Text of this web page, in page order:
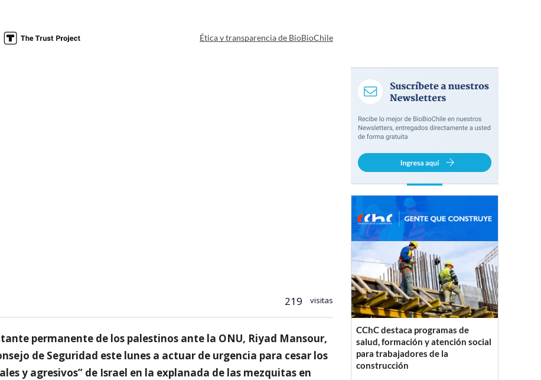
Ética y transparencia de BioBioChile
219 visitas
permanente de los palestinos ante la ONU, Riyad Mansour,
de Seguridad este lunes a actuar de urgencia para cesar los
y agresivos” de Israel en la explanada de las mezquitas en
CChC destaca programas de
salud, formación y atención social
para trabajadores de la
construcción